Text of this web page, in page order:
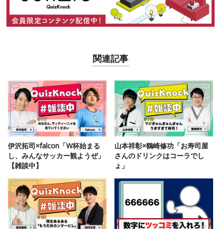
関連記事
伊沢拓司×falcon「W杯始まる
し、みんなサッカー観ようぜ」
【雑談中】
山本祥彰×鶴崎修功「お寿司屋
さんのドリンクはコーラでし
ょ」